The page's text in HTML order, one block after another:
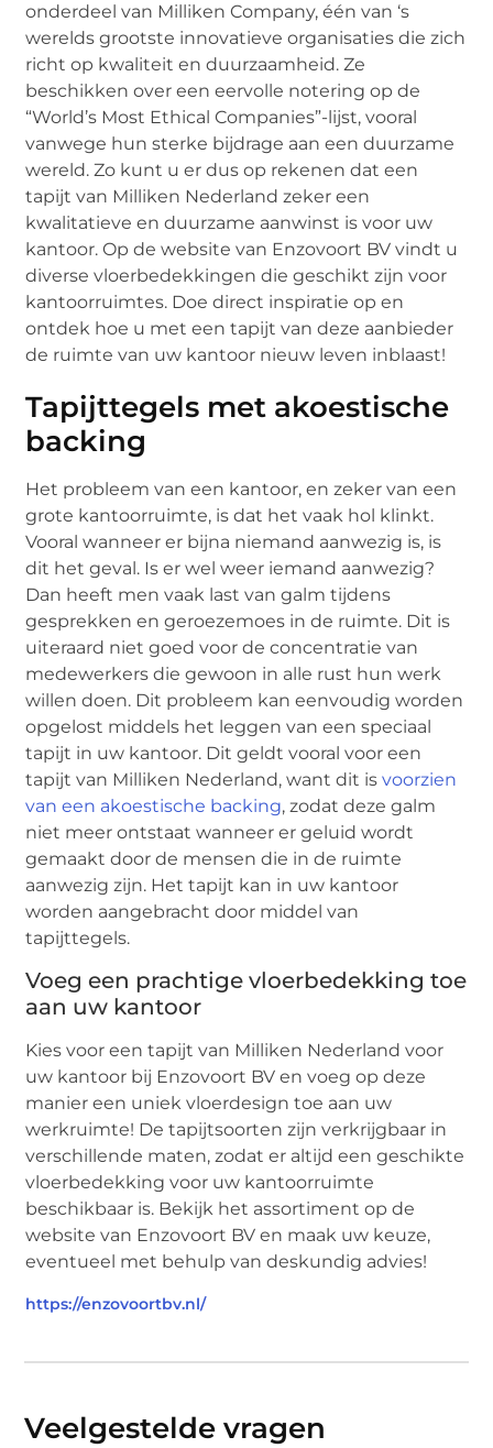
onderdeel van Milliken Company, één van ‘s
werelds grootste innovatieve organisaties die zich
richt op kwaliteit en duurzaamheid. Ze
beschikken over een eervolle notering op de
“World’s Most Ethical Companies”-lijst, vooral
vanwege hun sterke bijdrage aan een duurzame
wereld. Zo kunt u er dus op rekenen dat een
tapijt van Milliken Nederland zeker een
kwalitatieve en duurzame aanwinst is voor uw
kantoor. Op de website van Enzovoort BV vindt u
diverse vloerbedekkingen die geschikt zijn voor
kantoorruimtes. Doe direct inspiratie op en
ontdek hoe u met een tapijt van deze aanbieder
de ruimte van uw kantoor nieuw leven inblaast!
Tapijttegels met akoestische
backing
Het probleem van een kantoor, en zeker van een
grote kantoorruimte, is dat het vaak hol klinkt.
Vooral wanneer er bijna niemand aanwezig is, is
dit het geval. Is er wel weer iemand aanwezig?
Dan heeft men vaak last van galm tijdens
gesprekken en geroezemoes in de ruimte. Dit is
uiteraard niet goed voor de concentratie van
medewerkers die gewoon in alle rust hun werk
willen doen. Dit probleem kan eenvoudig worden
opgelost middels het leggen van een speciaal
tapijt in uw kantoor. Dit geldt vooral voor een
tapijt van Milliken Nederland, want dit isvoorzien
van een akoestische backing, zodat deze galm
niet meer ontstaat wanneer er geluid wordt
gemaakt door de mensen die in de ruimte
aanwezig zijn. Het tapijt kan in uw kantoor
worden aangebracht door middel van
tapijttegels.
Voeg een prachtige vloerbedekking toe
aan uw kantoor
Kies voor een tapijt van Milliken Nederland voor
uw kantoor bij Enzovoort BV en voeg op deze
manier een uniek vloerdesign toe aan uw
werkruimte! De tapijtsoorten zijn verkrijgbaar in
verschillende maten, zodat er altijd een geschikte
vloerbedekking voor uw kantoorruimte
beschikbaar is. Bekijk het assortiment op de
website van Enzovoort BV en maak uw keuze,
eventueel met behulp van deskundig advies!
https://enzovoortbv.nl/
Veelgestelde vragen